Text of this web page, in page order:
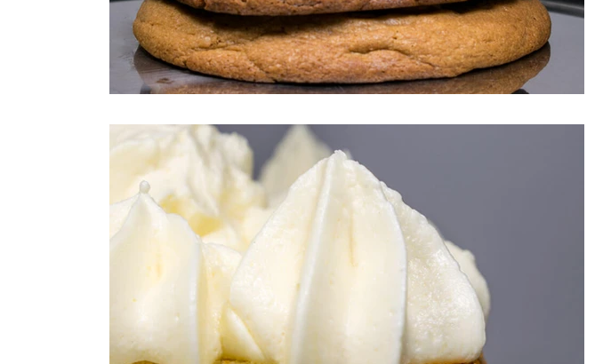
Θεωρία - Τεχνικές Φυσικό προζύμι Φρουτομαγιά - Yeast Water